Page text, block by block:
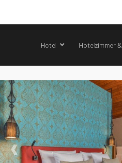
Hotel Hotelzimmer
‹